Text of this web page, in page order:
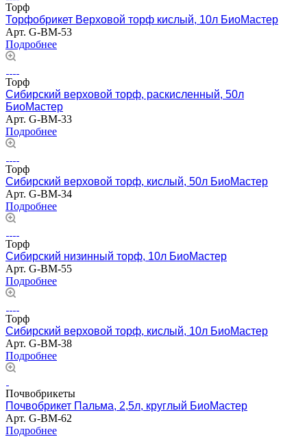
Торф
Торфобрикет Верховой торф кислый, 10л БиоМастер
Арт. G-BM-53
Подробнее
Торф
Сибирский верховой торф, раскисленный, 50л
БиоМастер
Арт. G-BM-33
Подробнее
Торф
Сибирский верховой торф, кислый, 50л БиоМастер
Арт. G-BM-34
Подробнее
Торф
Сибирский низинный торф, 10л БиоМастер
Арт. G-BM-55
Подробнее
Торф
Сибирский верховой торф, кислый, 10л БиоМастер
Арт. G-BM-38
Подробнее
Почвобрикеты
Почвобрикет Пальма, 2,5л, круглый БиоМастер
Арт. G-BM-62
Подробнее